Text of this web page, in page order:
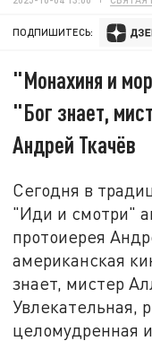
ПОДПИШИТЕСЬ:
"Монахиня и
"Бог знает,
Андрей Ткачёв
Сегодня в
"Иди и смотри"
протоиерея
американская
знает, мистер
Увлекательная,
целомудренная